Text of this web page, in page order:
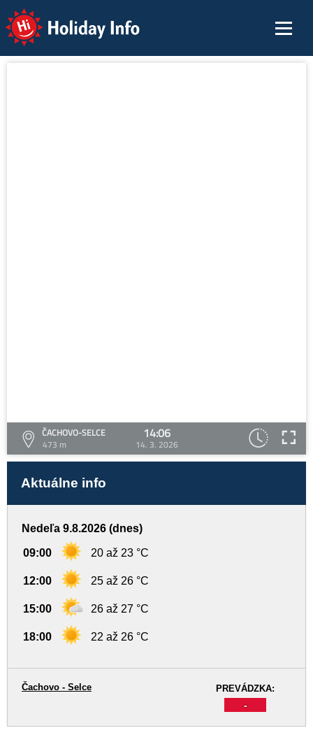
Holiday Info
ČACHOVO-SELCE
473 m
14:06
14. 3. 2026
Aktuálne info
Nedeľa 9.8.2026 (dnes)
09:00 20 až 23 °C
12:00 25 až 26 °C
15:00 26 až 27 °C
18:00 22 až 26 °C
PREVÁDZKA:
-
Čachovo - Selce